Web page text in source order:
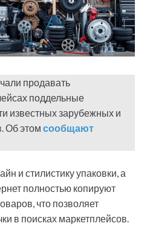
продавать
поддельные
известных зарубежных и
Об этом сообщают
и стилистику упаковки, а
полностью копируют
что позволяет
в поисках маркетплейсов.